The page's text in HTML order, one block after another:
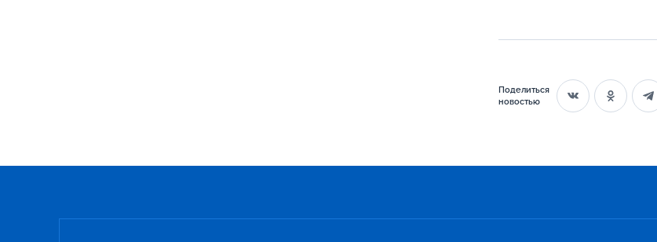
Поделиться
новостью